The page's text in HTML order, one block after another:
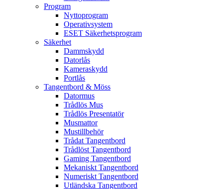
Program
Nyttoprogram
Operativsystem
ESET Säkerhetsprogram
Säkerhet
Dammskydd
Datorlås
Kameraskydd
Portlås
Tangentbord & Möss
Datormus
Trådlös Mus
Trådlös Presentatör
Musmattor
Mustillbehör
Trådat Tangentbord
Trådlöst Tangentbord
Gaming Tangentbord
Mekaniskt Tangentbord
Numeriskt Tangentbord
Utländska Tangentbord